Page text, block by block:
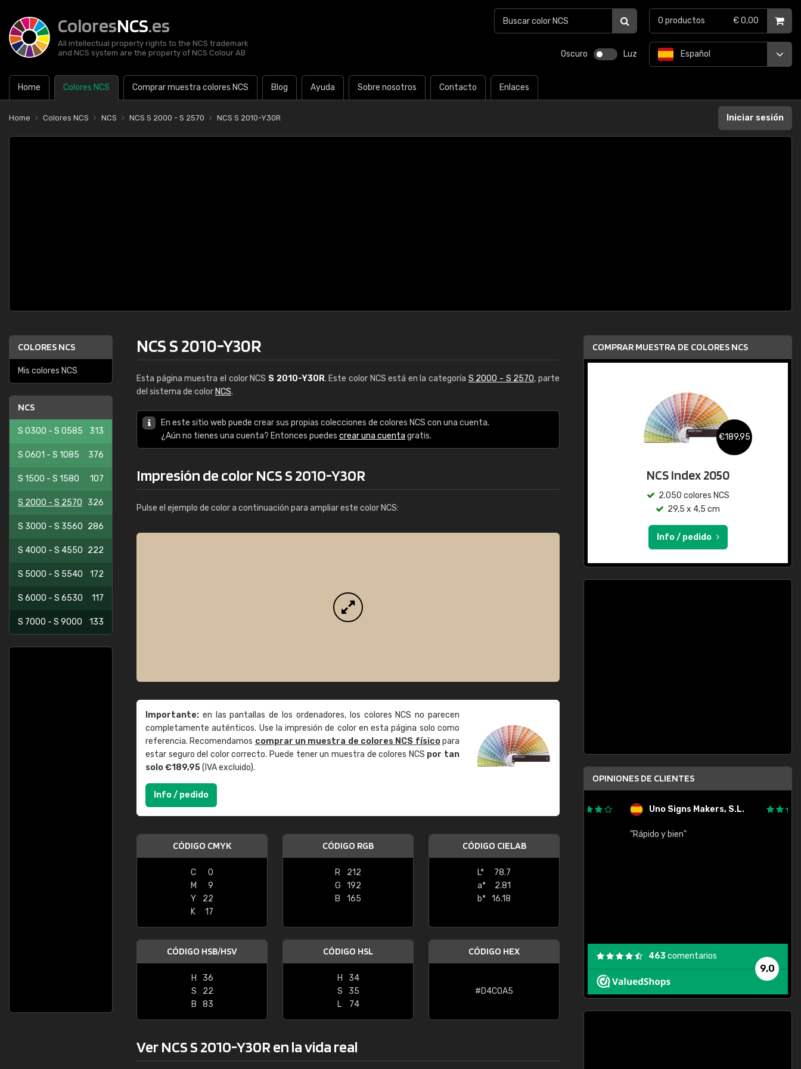
ColoresNCS.es
All intellectual property rights to the NCS trademark
and NCS system are the property of NCS Colour AB
Oscuro Luz
Home Colores NCS Comprar muestra colores NCS Blog Ayuda Sobre nosotros Contacto Enlaces
Español
0 productos € 0,00
Home Colores NCS NCS NCS S 2000 - S 2570 NCS S 2010-Y30R Iniciar sesión
COLORES NCS
Mis colores NCS
NCS
S 0300 - S 0585 313
S 0601 - S 1085 376
S 1500 - S 1580 107
S 2000 - S 2570 326
S 3000 - S 3560 286
S 4000 - S 4550 222
S 5000 - S 5540 172
S 6000 - S 6530 117
S 7000 - S 9000 133
NCS S 2010-Y30R
Esta página muestra el color NCS S 2010-Y30R. Este color NCS está en la categoría S 2000 - S 2570, parte
del sistema de color NCS.
En este sitio web puede crear sus propias colecciones de colores NCS con una cuenta.
¿Aún no tienes una cuenta? Entonces puedes crear una cuenta gratis.
Impresión de color NCS S 2010-Y30R
Pulse el ejemplo de color a continuación para ampliar este color NCS:
Importante: en las pantallas de los ordenadores, los colores NCS no parecen
completamente auténticos. Use la impresión de color en esta página solo como
referencia. Recomendamos comprar un muestra de colores NCS físicopara
estar seguro del color correcto. Puede tener un muestra de colores NCS por tan
solo €189,95(IVA excluido).
Info / pedido
CÓDIGO CMYK
C
0
M
9
Y
22
K
17
CÓDIGO RGB
R
212
G
192
B
165
CÓDIGO CIELAB
L*
78.7
a*
2.81
b* 16.18
CÓDIGO HSB/HSV
H
36
S
22
B
83
CÓDIGO HSL
H
34
S
35
L
74
CÓDIGO HEX
#D4C0A5
Ver NCS S 2010-Y30R en la vida real
COMPRAR MUESTRA DE COLORES NCS
€189,95
NCS Index 2050
2.050 colores NCS
29,5 x 4,5 cm
Info / pedido
OPINIONES DE CLIENTES
"Buen servicio. No obstante No es fácil
encontrar/comprar lo que se busca"
Uno Signs Makers, S.L.
"Rápido y bien"
9,0
463comentarios